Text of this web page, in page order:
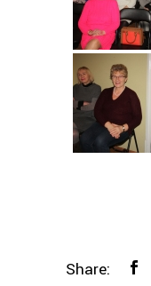
Share: